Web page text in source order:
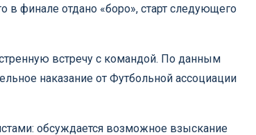
в финале отдано «боро», старт следующего
встречу с командой. По данным
наказание от Футбольной ассоциации
обсуждается возможное взыскание